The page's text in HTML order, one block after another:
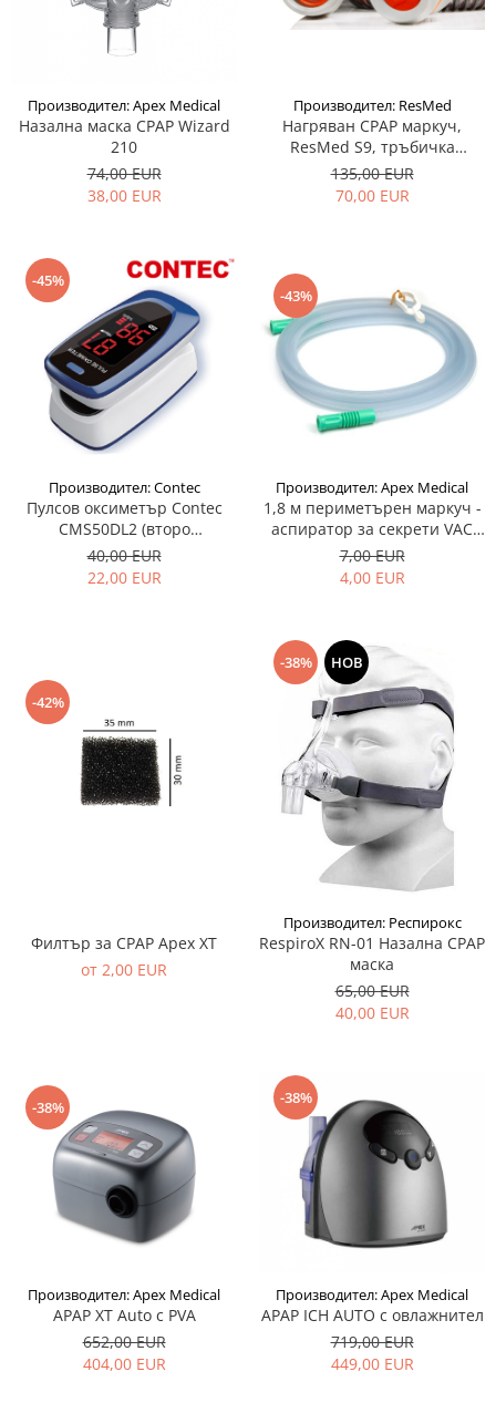
произвежда)
Адаптери
Медицински кислороден спрей
Овлажняващи купи
Удължаващи маркучи
Кислородни маски
Производител: Apex Medical
Назална маска CPAP Wizard
210
74,00 EUR
38,00 EUR
Производител: ResMed
Нагряван CPAP маркуч,
ResMed S9, тръбичка
ClimateLine
135,00 EUR
70,00 EUR
-45%
Производител: Contec
Пулсов оксиметър Contec
CMS50DL2 (второ
поколение), LED дисплей
40,00 EUR
22,00 EUR
-43%
Производител: Apex Medical
1,8 м периметърен маркуч -
аспиратор за секрети VAC
Pro/Maxi/Plus
7,00 EUR
4,00 EUR
-42%
Филтър за CPAP Apex XT
от 2,00 EUR
-38% НОВ
Производител: Респирокс
RespiroX RN-01 Назална CPAP
маска
65,00 EUR
40,00 EUR
-38%
Производител: Apex Medical
APAP XT Auto с PVA
652,00 EUR
404,00 EUR
-38%
Производител: Apex Medical
APAP ICH AUTO с овлажнител
719,00 EUR
449,00 EUR